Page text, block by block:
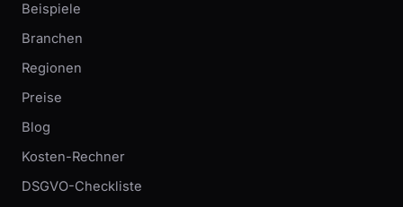
Beispiele
Branchen
Regionen
Preise
Blog
Kosten-Rechner
DSGVO-Checkliste